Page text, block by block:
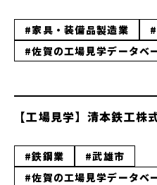
#家具・装備品製造業
#佐賀の工場見学データベ
【工場見学】清本鉄工株
#鉄鋼業
#武雄市
#佐賀の工場見学データベ